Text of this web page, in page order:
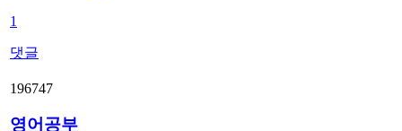
1
댓글
196747
영어공부